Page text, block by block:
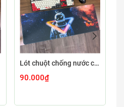
Lót chuột chống nước cỡ lớn 80x30cm dày 3mm ASTRO-02-80X30
90.000₫